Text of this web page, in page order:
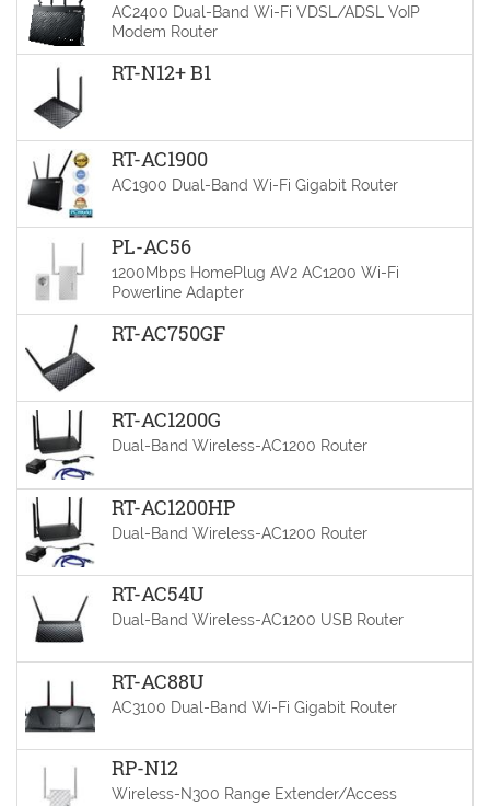
AC2400 Dual-Band Wi-Fi VDSL/ADSL VoIP
Modem Router
RT-N12+ B1
RT-AC1900
AC1900 Dual-Band Wi-Fi Gigabit Router
PL-AC56
1200Mbps HomePlug AV2 AC1200 Wi-Fi
Powerline Adapter
RT-AC750GF
RT-AC1200G
Dual-Band Wireless-AC1200 Router
RT-AC1200HP
Dual-Band Wireless-AC1200 Router
RT-AC54U
Dual-Band Wireless-AC1200 USB Router
RT-AC88U
AC3100 Dual-Band Wi-Fi Gigabit Router
RP-N12
Wireless-N300 Range Extender/Access